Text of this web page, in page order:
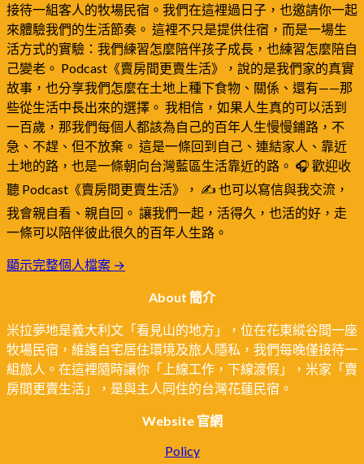
接待一組客人的牧場民宿。我們在這裡過日子，也邀請你一起
來體驗我們的生活節奏。 這裡不只是提供住宿，而是一場生
活方式的實驗：我們練習怎麼陪伴孩子成長，也練習怎麼陪自
己變老。 Podcast《賣房間更賣生活》，說的是我們家的真實
故事，也分享我們怎麼在土地上種下食物、關係、還有——那
些從生活中長出來的選擇。 我相信，如果人生真的可以活到
一百歲，那我們每個人都該為自己的百年人生慢慢鋪路，不
急、不趕、但不放棄。 這是一條回到自己、連結家人、靠近
土地的路，也是一條朝向台灣藍區生活靠近的路。 🎧 歡迎收
聽 Podcast《賣房間更賣生活》， ✍️ 也可以寫信與我交流，
我會親自看、親自回。 讓我們一起，活得久，也活的好，走
一條可以陪伴彼此很久的百年人生路。
顯示完整個人檔案 →
About 簡介
米拉夢地是義大利文「看見山的地方」，位在花東縱谷間一座
牧場民宿，維護自宅居住環境及旅人隱私，我們每晚僅接待一
組旅人。在這裡隨時讓你「上線工作，下線渡假」，米家「賣
房間更賣生活」，是與主人同住的台灣花蓮民宿。
Website 官網
Policy